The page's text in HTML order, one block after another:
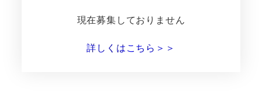
現在募集しておりません
詳しくはこちら＞＞